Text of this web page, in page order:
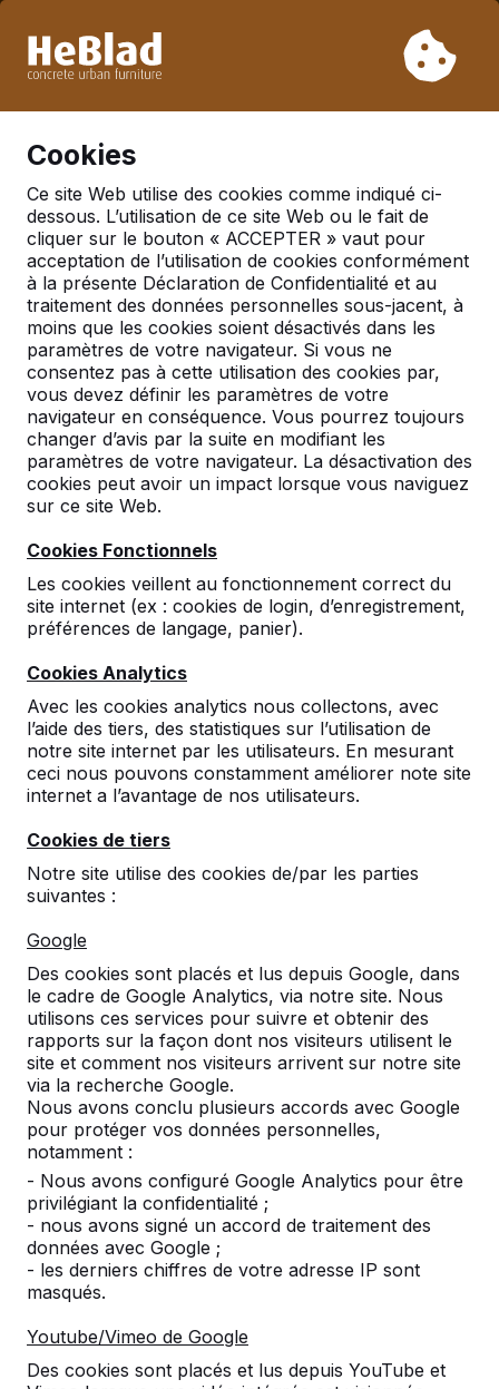
semaine 31 à la semaine 33. Veuillez donc tenir compte des
délais de livraison plus longs.
Cookies
Ce site Web utilise des cookies comme indiqué ci-
dessous. L’utilisation de ce site Web ou le fait de
cliquer sur le bouton « ACCEPTER » vaut pour
acceptation de l’utilisation de cookies conformément
à la présente Déclaration de Confidentialité et au
traitement des données personnelles sous-jacent, à
moins que les cookies soient désactivés dans les
paramètres de votre navigateur. Si vous ne
consentez pas à cette utilisation des cookies par,
vous devez définir les paramètres de votre
navigateur en conséquence. Vous pourrez toujours
changer d’avis par la suite en modifiant les
paramètres de votre navigateur. La désactivation des
cookies peut avoir un impact lorsque vous naviguez
sur ce site Web.
Cookies Fonctionnels
Les cookies veillent au fonctionnement correct du
site internet (ex : cookies de login, d’enregistrement,
préférences de langage, panier).
Cookies Analytics
Avec les cookies analytics nous collectons, avec
l’aide des tiers, des statistiques sur l’utilisation de
notre site internet par les utilisateurs. En mesurant
ceci nous pouvons constamment améliorer note site
internet a l’avantage de nos utilisateurs.
Cookies de tiers
Notre site utilise des cookies de/par les parties
suivantes :
Google
Des cookies sont placés et lus depuis Google, dans
le cadre de Google Analytics, via notre site. Nous
utilisons ces services pour suivre et obtenir des
rapports sur la façon dont nos visiteurs utilisent le
site et comment nos visiteurs arrivent sur notre site
via la recherche Google.
Nous avons conclu plusieurs accords avec Google
pour protéger vos données personnelles,
notamment :
- Nous avons configuré Google Analytics pour être
privilégiant la confidentialité ;
- nous avons signé un accord de traitement des
données avec Google ;
- les derniers chiffres de votre adresse IP sont
masqués.
Youtube/Vimeo de Google
Des cookies sont placés et lus depuis YouTube et
Ensembles pique-nique
Ensemble pique-nique
DeLuxe ovale
€ 2.100,00hors TVA
2ème produit et suivants
économisez
Couleur
Nombre
Ajouter à la commande